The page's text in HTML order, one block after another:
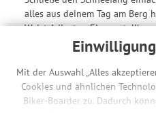
Mit der Auswahl „Alles
Cookies und ähnlichen
Biker-Boarder zu. Dadurch
alles aus deinem Tag am Berg
Waist Adjustor: Ein
optimale Passform. So einfach
Pant Hem Maximiser: Damit
einfach per Reißverschluss
Material